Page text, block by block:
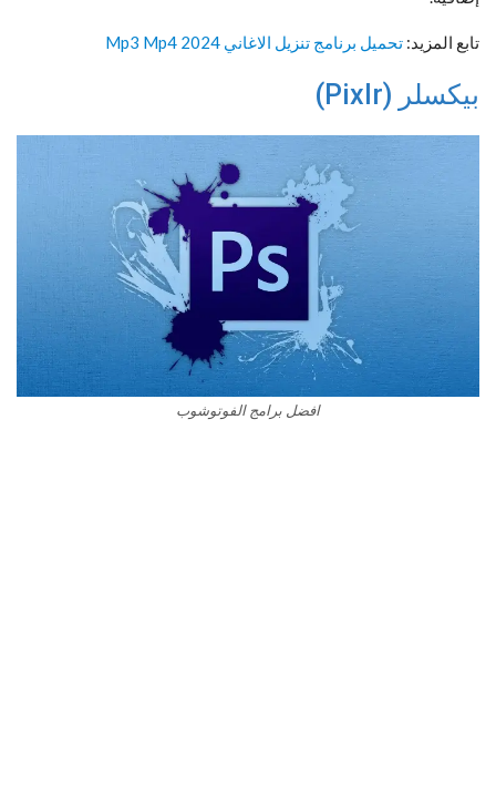
تابع المزيد: تحميل برنامج تنزيل الاغاني Mp3 Mp4 2024
بيكسلر (Pixlr)
افضل برامج الفوتوشوب